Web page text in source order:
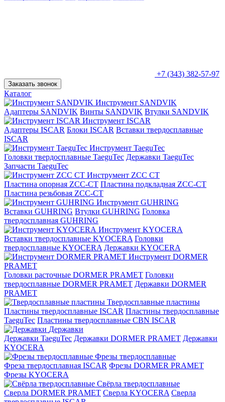
+7 (343) 382-57-97
Заказать звонок
Каталог
Инструмент SANDVIK
Адаптеры SANDVIK Винты SANDVIK Втулки SANDVIK
Инструмент ISCAR
Адаптеры ISCAR Блоки ISCAR Вставки твердосплавные
ISCAR
Инструмент TaeguTec
Головки твердосплавные TaeguTec Державки TaeguTec
Запчасти TaeguTec
Инструмент ZCС CT
Пластина опорная ZCC-CT Пластина подкладная ZCC-CT
Пластина резьбовая ZCC-CT
Инструмент GUHRING
Вставки GUHRING Втулки GUHRING Головка
твердосплавная GUHRING
Инструмент KYOCERA
Вставки твердосплавные KYOCERA Головки
твердосплавные KYOCERA Державки KYOCERA
Инструмент DORMER
PRAMET
Головки расточные DORMER PRAMET Головки
твердосплавные DORMER PRAMET Державки DORMER
PRAMET
Твердосплавные пластины
Пластины твердосплавные ISCAR Пластины твердосплавные
TaeguTec Пластины твердосплавные CBN ISCAR
Державки
Державки TaeguTec Державки DORMER PRAMET Державки
KYOCERA
Фрезы твердосплавные
Фреза твердосплавная ISCAR Фрезы DORMER PRAMET
Фрезы KYOCERA
Свёрла твердосплавные
Сверла DORMER PRAMET Сверла KYOCERA Сверла